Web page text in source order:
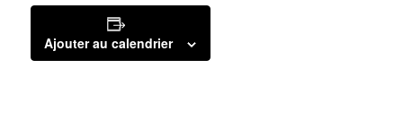
Ajouter au calendrier